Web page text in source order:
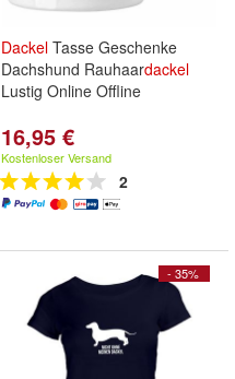
Dackel Tasse Geschenke
Dachshund Rauhaardackel
Lustig Online Offline
16,95 €
Kostenloser Versand
2
- 35%